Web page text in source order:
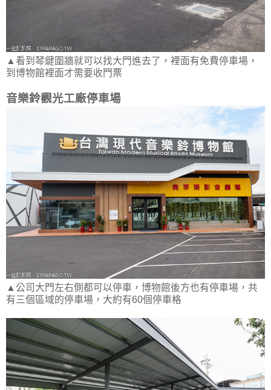
▲看到琴鍵圍牆就可以找大門進去了，裡面有免費停車場，
到博物館裡面才需要收門票
音樂鈴觀光工廠停車場
▲公司大門左右側都可以停車，博物館後方也有停車場，共
有三個區域的停車場，大約有60個停車格